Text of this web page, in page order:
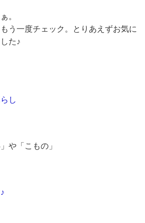
。
う一度チェック。とりあえずお気に
た♪
し
や「こもの」